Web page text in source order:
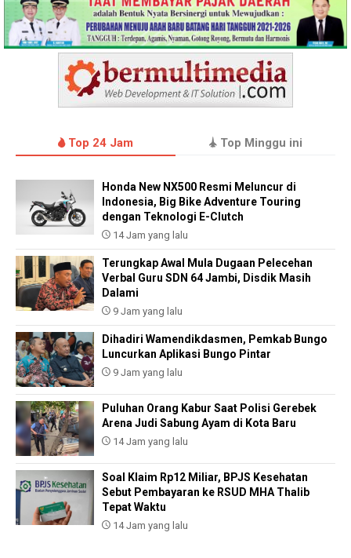
Top 24 Jam Top Minggu ini
Honda New NX500 Resmi Meluncur di
Indonesia, Big Bike Adventure Touring
dengan Teknologi E-Clutch
14 Jam yang lalu
Terungkap Awal Mula Dugaan Pelecehan
Verbal Guru SDN 64 Jambi, Disdik Masih
Dalami
9 Jam yang lalu
Dihadiri Wamendikdasmen, Pemkab Bungo
Luncurkan Aplikasi Bungo Pintar
9 Jam yang lalu
Puluhan Orang Kabur Saat Polisi Gerebek
Arena Judi Sabung Ayam di Kota Baru
14 Jam yang lalu
Soal Klaim Rp12 Miliar, BPJS Kesehatan
Sebut Pembayaran ke RSUD MHA Thalib
Tepat Waktu
14 Jam yang lalu